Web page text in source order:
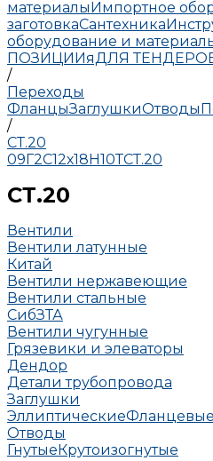
материалыИмпортное
заготовкаСантехника
оборудование и
ПОЗИЦИИяДЛЯ
/
Переходы
ФланцыЗаглушкиОтводы
/
СТ.20
09Г2С12х18Н10ТСТ.20
СТ.20
Вентили
Вентили латунные
Китай
Вентили нержавеющие
Вентили стальные
СибЗТА
Вентили чугунные
Грязевики и элеваторы
Дендор
Детали трубопровода
Заглушки
ЭллиптическиеФланцевые
Отводы
Гнутые Крутоизогнутые